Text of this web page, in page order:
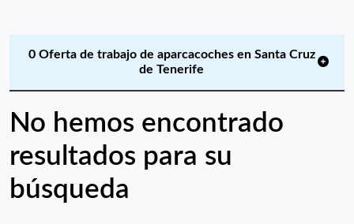
0 Oferta de trabajo de aparcacoches en Santa Cruz
de Tenerife
No hemos encontrado
resultados para su
búsqueda